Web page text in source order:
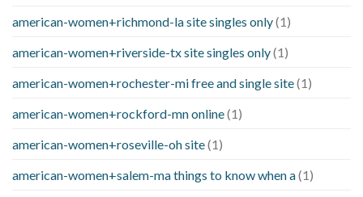
american-women+richmond-la site singles only(1)
american-women+riverside-tx site singles only(1)
american-women+rochester-mi free and single site(1)
american-women+rockford-mn online(1)
american-women+roseville-oh site(1)
american-women+salem-ma things to know when a(1)